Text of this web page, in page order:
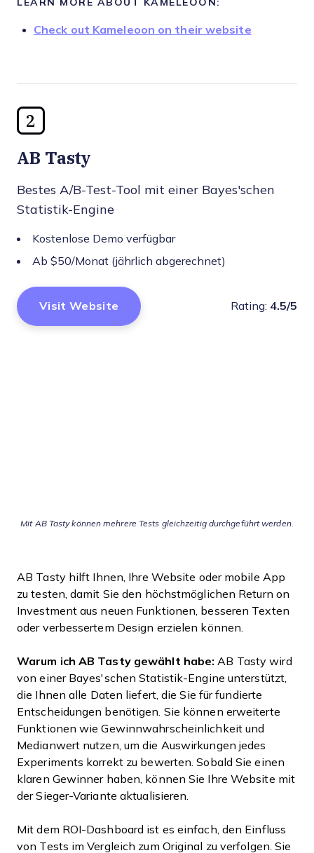
Check out Kameleoon on their website
2
AB Tasty
Bestes A/B-Test-Tool mit einer Bayes'schen
Statistik-Engine
Kostenlose Demo verfügbar
Ab $50/Monat (jährlich abgerechnet)
Visit Website Rating: 4.5/5
Mit AB Tasty können mehrere Tests gleichzeitig durchgeführt werden.
AB Tasty hilft Ihnen, Ihre Website oder mobile App
zu testen, damit Sie den höchstmöglichen Return on
Investment aus neuen Funktionen, besseren Texten
oder verbessertem Design erzielen können.
Warum ich AB Tasty gewählt habe: AB Tasty wird
von einer Bayes'schen Statistik-Engine unterstützt,
die Ihnen alle Daten liefert, die Sie für fundierte
Entscheidungen benötigen. Sie können erweiterte
Funktionen wie Gewinnwahrscheinlichkeit und
Medianwert nutzen, um die Auswirkungen jedes
Experiments korrekt zu bewerten. Sobald Sie einen
klaren Gewinner haben, können Sie Ihre Website mit
der Sieger-Variante aktualisieren.
Mit dem ROI-Dashboard ist es einfach, den Einfluss
von Tests im Vergleich zum Original zu verfolgen. Sie